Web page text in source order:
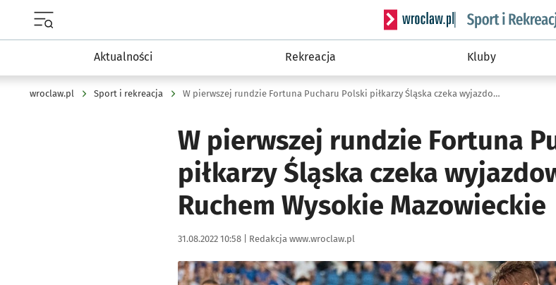
Serwis informacyjny wroclaw.pl
Aktualności Rekreacja Kluby
wroclaw.pl Sport i rekreacja W pierwszej rundzie Fortuna Pucharu Polski piłkarzy Śląska czeka wyjazdowe starcie z Ruchem Wysokie Mazowieckie
W pierwszej rundzie Fortuna
piłkarzy Śląska czeka
Ruchem Wysokie Mazowieckie
Data publikacji:
31.08.2022 10:58 | Autor:
Redakcja www.wroclaw.pl
Kliknij, aby powiększyć